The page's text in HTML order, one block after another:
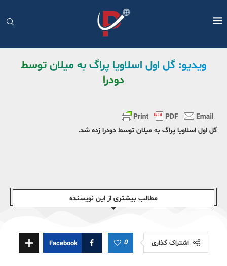
ویدیو: گل اول اسلاویا پراگ به میلان توسط
دودرا
گل اول اسلاویا پراگ به میلان توسط دودرا زده شد.
مطالب بیشتری از این نویسندە
اشتراک گذاری 0
Facebook